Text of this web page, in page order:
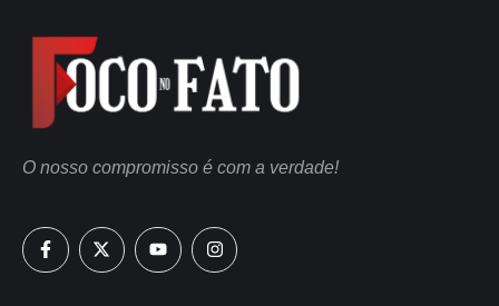
O nosso compromisso é com a verdade!